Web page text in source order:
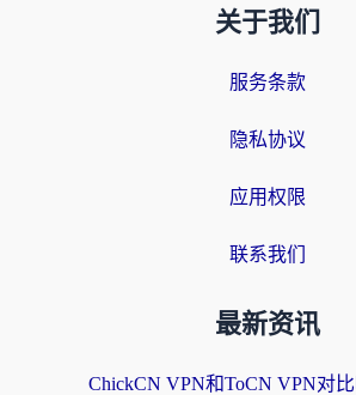
关于我们
服务条款
隐私协议
应用权限
联系我们
最新资讯